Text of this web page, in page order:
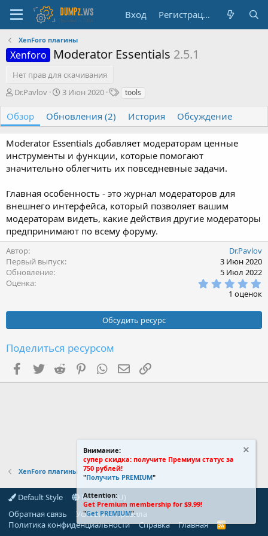
Вход Регистрация
XenForo плагины
Xenforo Moderator Essentials 2.5.1
Нет прав для скачивания
А
т
о
р
Dr.Pavlov
Д
т
а
с
о
з
д
н
и
я
3 Июн 2020
Т
и
tools
Обзор Обновления (2) История Обсуждение
Moderator Essentials добавляет модераторам ценные
инструменты и функции, которые помогают
значительно облегчить их повседневные задачи.
Главная особенность - это журнал модераторов для
внешнего интерфейса, который позволяет вашим
модераторам видеть, какие действия другие модераторы
предпринимают по всему форуму.
Автор
Dr.Pavlov
Первый выпуск
3 Июн 2020
Обновление
5 Июл 2022
Оценка
.
0
0
в
1 оценок
Обсудить ресурс
Поделиться ресурсом
Facebook
Twitter Reddit PinterestWhatsAppЭлектронная почта
XenForo плагины
Default Style
Russian (RU)
Обратная связь
Условия и правила
Политика конфиденциальности
Справка Главная
R
Внимание:
супер скидка: получите Премиум статус за
750 рублей!
"Получить PREMIUM"
Attention:
Get Premium membership for $9.99!
"Get PREMIUM".